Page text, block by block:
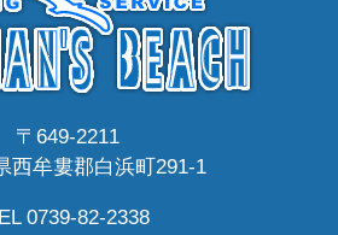
〒649-2211
西牟婁郡白浜町291-1
0739-82-2338